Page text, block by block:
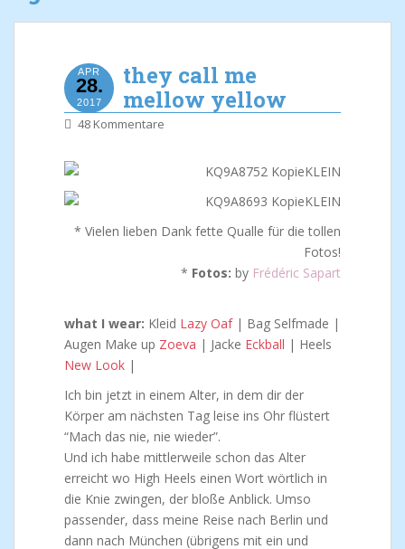
APR
28.
2017
they call me
mellow yellow
48 Kommentare
* Vielen lieben Dank fette Qualle für die tollen
Fotos!
* Fotos: by Frédéric Sapart
what I wear: Kleid Lazy Oaf| Bag Selfmade |
Augen Make up Zoeva | Jacke Eckball | Heels
New Look |
Ich bin jetzt in einem Alter, in dem dir der
Körper am nächsten Tag leise ins Ohr flüstert
“Mach das nie, nie wieder”.
Und ich habe mittlerweile schon das Alter
erreicht wo High Heels einen Wort wörtlich in
die Knie zwingen, der bloße Anblick. Umso
passender, dass meine Reise nach Berlin und
dann nach München (übrigens mit ein und